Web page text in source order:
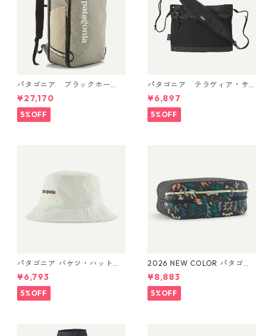
パタゴニア ブラックホー
ル・ミニ・MLC 30L Weather
ed Stone 49266 日本正規品
¥27,170
5%OFF
パタゴニア テラヴィア・サ
コッシュ 3L (カラー Black)
Patagonia Terravia Sacoche
Bag 3L 日本正規品 製品番号
48835
¥6,897
5%OFF
パタゴニア バケツ・ハット 3
3595 Text Logo: Birch Whit
e
¥6,793
5%OFF
2026 NEW COLOR パタゴニ
ア ブラックホール・キュー
ブ 14L (カラー Kaleido: Blac
k) Patagonia Black Hole® Cu
be 14L 日本正規品 製品番号
¥8,883
5%OFF